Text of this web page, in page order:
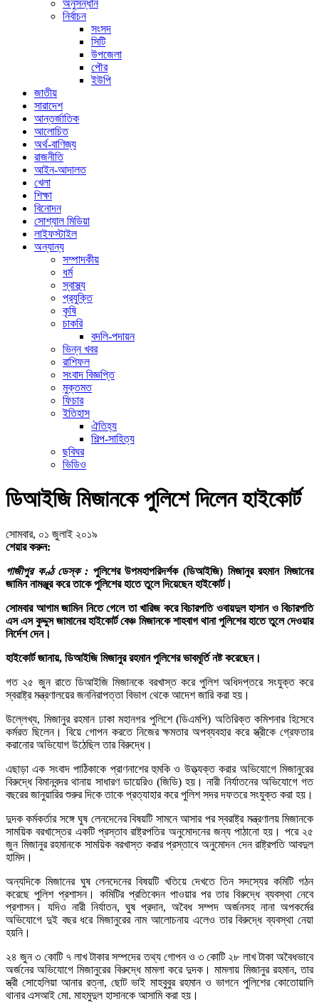
অনুসন্ধান
নির্বাচন
সংসদ
সিটি
উপজেলা
পৌর
ইউপি
জাতীয়
সারাদেশ
আন্তর্জাতিক
আলোচিত
অর্থ-বাণিজ্য
রাজনীতি
আইন-আদালত
খেলা
শিক্ষা
বিনোদন
সোশ্যাল মিডিয়া
লাইফস্টাইল
অন্যান্য
সম্পাদকীয়
ধর্ম
স্বাস্থ্য
প্রযুক্তি
কৃষি
চাকরি
বদলি-পদায়ন
ভিন্ন খবর
রাশিফল
সংবাদ বিজ্ঞপ্তি
মুক্তমত
ফিচার
ইতিহাস
ঐতিহ্য
শিল্প-সাহিত্য
ছবিঘর
ভিডিও
ডিআইজি মিজানকে পুলিশে দিলেন হাইকোর্ট
সোমবার, ০১ জুলাই ২০১৯
শেয়ার করুন:
গাজীপুর কণ্ঠ ডেস্ক : পুলিশের উপমহাপরিদর্শক (ডিআইজি) মিজানুর রহমান মিজানের
জামিন নামঞ্জুর করে তাকে পুলিশের হাতে তুলে দিয়েছেন হাইকোর্ট।
সোমবার আগাম জামিন নিতে গেলে তা খারিজ করে বিচারপতি ওবায়দুল হাসান ও বিচারপতি
এস এস কুদ্দুস জামানের হাইকোর্ট বেঞ্চ মিজানকে শাহবাগ থানা পুলিশের হাতে তুলে দেওয়ার
নির্দেশ দেন।
হাইকোর্ট জানায়, ডিআইজি মিজানুর রহমান পুলিশের ভাবমূর্তি নষ্ট করেছেন।
গত ২৫ জুন রাতে ডিআইজি মিজানকে বরখাস্ত করে পুলিশ অধিদপ্তরে সংযুক্ত করে
স্বরাষ্ট্র মন্ত্রণালয়ের জননিরাপত্তা বিভাগ থেকে আদেশ জারি করা হয়।
উল্লেখ্য, মিজানুর রহমান ঢাকা মহানগর পুলিশে (ডিএমপি) অতিরিক্ত কমিশনার হিসেবে
কর্মরত ছিলেন। বিয়ে গোপন করতে নিজের ক্ষমতার অপব্যবহার করে স্ত্রীকে গ্রেফতার
করানোর অভিযোগ উঠেছিল তার বিরুদ্ধে।
এছাড়া এক সংবাদ পাঠিকাকে প্রাণনাশের হুমকি ও উত্ত্যক্ত করার অভিযোগে মিজানুরের
বিরুদ্ধে বিমানবন্দর থানায় সাধারণ ডায়েরিও (জিডি) হয়। নারী নির্যাতনের অভিযোগে গত
বছরের জানুয়ারির শুরুর দিকে তাকে প্রত্যাহার করে পুলিশ সদর দফতরে সংযুক্ত করা হয়।
দুদক কর্মকর্তার সঙ্গে ঘুষ লেনদেনের বিষয়টি সামনে আসার পর স্বরাষ্ট্র মন্ত্রণালয় মিজানকে
সাময়িক বরখাস্তের একটি প্রস্তাব রাষ্ট্রপতির অনুমোদনের জন্য পাঠানো হয়। পরে ২৫
জুন মিজানুর রহমানকে সাময়িক বরখাস্ত করার প্রস্তাবে অনুমোদন দেন রাষ্ট্রপতি আবদুল
হামিদ।
অন্যদিকে মিজানের ঘুষ লেনদেনের বিষয়টি খতিয়ে দেখতে তিন সদস্যের কমিটি গঠন
করেছে পুলিশ প্রশাসন। কমিটির প্রতিবেদন পাওয়ার পর তার বিরুদ্ধে ব্যবস্থা নেবে
প্রশাসন। যদিও নারী নির্যাতন, ঘুষ প্রদান, অবৈধ সম্পদ অর্জনসহ নানা অপকর্মের
অভিযোগে দুই বছর ধরে মিজানুরের নাম আলোচনায় এলেও তার বিরুদ্ধে ব্যবস্থা নেয়া
হয়নি।
২৪ জুন ৩ কোটি ৭ লাখ টাকার সম্পদের তথ্য গোপন ও ৩ কোটি ২৮ লাখ টাকা অবৈধভাবে
অর্জনের অভিযোগে মিজানুরের বিরুদ্ধে মামলা করে দুদক। মামলায় মিজানুর রহমান, তার
স্ত্রী সোহেলিয়া আনার রত্না, ছোট ভাই মাহবুবুর রহমান ও ভাগনে পুলিশের কোতোয়ালি
থানার এসআই মো. মাহমুদুল হাসানকে আসামি করা হয়।